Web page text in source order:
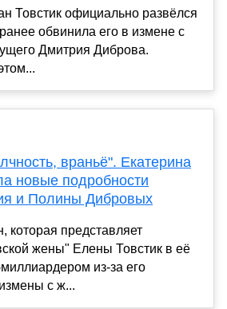
Товстик официально развёлся
обвинила его в измене с
Дмитрия Диброва.
враньё". Екатерина
новые подробности
и Полины Дибровых
которая представляет
жены" Елены Товстик в её
из-за его
с ж...